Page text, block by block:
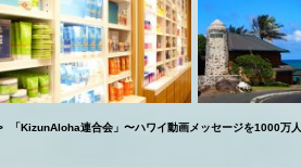
「KizunAloha連合会」〜ハワイ動画メッセージを1000万